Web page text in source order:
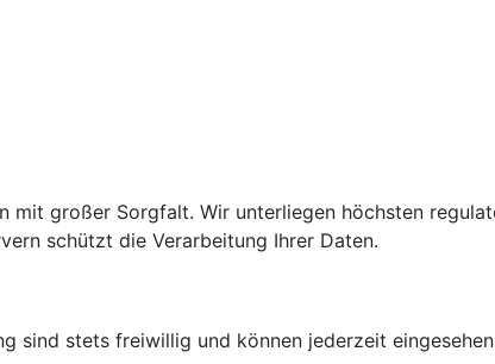
mit großer Sorgfalt. Wir unterliegen höchsten
schützt die Verarbeitung Ihrer Daten.
sind stets freiwillig und können jederzeit